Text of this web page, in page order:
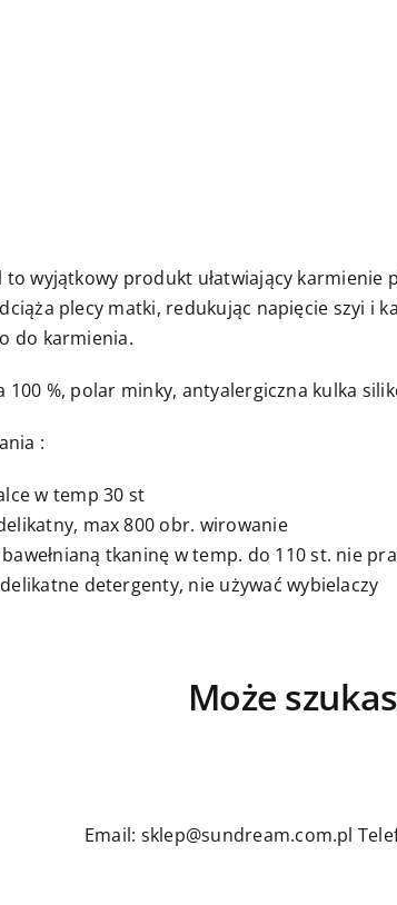
to wyjątkowy produkt ułatwiający
plecy matki, redukując napięcie szyi i
do karmienia.
100 %, polar minky, antyalergiczna kulka
:
w temp 30 st
max 800 obr. wirowanie
tkaninę w temp. do 110 st. nie
detergenty, nie używać wybielaczy
Może
Email: sklep@sundream.com.pl